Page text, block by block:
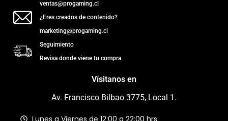
ventas@progaming.cl
¿Eres creados de contenido?
marketing@progaming.cl
Seguimiento
Revisa donde viene tu compra
Vísitanos en
Av. Francisco Bilbao 3775, Local 1.
Lunes a Viernes de 12:00 a 22:00 hrs.